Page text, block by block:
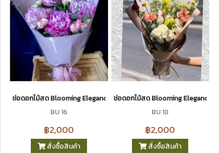
ช่อดอกไม้สด Blooming Elegance 16
BU 16
฿2,000
สั่งซื้อสินค้า
ช่อดอกไม้สด Blooming Elegance 18
BU 18
฿2,000
สั่งซื้อสินค้า